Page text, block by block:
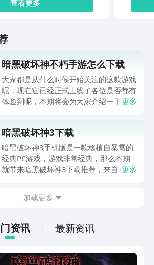
查看更多
暗黑破坏神不朽手游怎么下载
大家都是从什么时候开始关注的这款游戏
呢，现在它已经正式上线了各位是否都有
体验到呢，本期将会为大家介绍一下暗黑
不清楚应该去往哪里安装，本期就详细的
为各位介绍一下，对其不是很清楚的小伙
伴就不要错过了哦。
更多
暗黑破坏神3下载
暗黑破坏神3手机版是一款移植自暴雪的
经典PC游戏，游戏非常经典，那么本期
就带来暗黑破坏神3下载推荐，来自暗黑
更多
加载更多
资讯 最新资讯